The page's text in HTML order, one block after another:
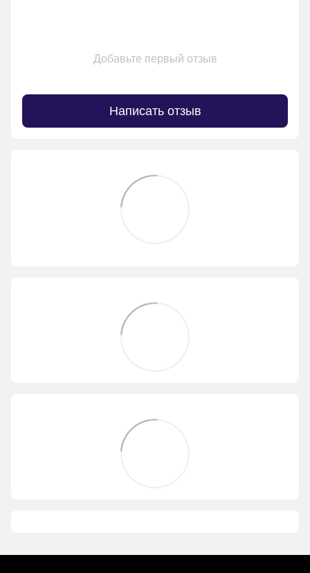
Добавьте первый отзыв
Написать отзыв